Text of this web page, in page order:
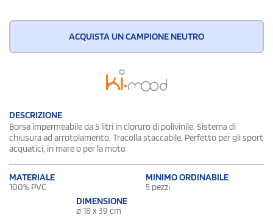
ACQUISTA UN CAMPIONE NEUTRO
DESCRIZIONE
Borsa impermeabile da 5 litri in cloruro di polivinile. Sistema di
chiusura ad arrotolamento. Tracolla staccabile. Perfetto per gli sport
acquatici, in mare o per la moto
MATERIALE
100% PVC
MINIMO ORDINABILE
5 pezzi
DIMENSIONE
ø 18 x 39 cm